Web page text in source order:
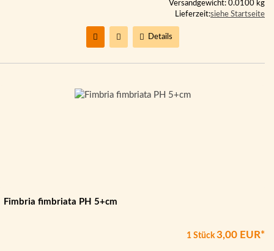
Versandgewicht: 0.0100 kg
Lieferzeit:siehe Startseite
Details
Fimbria fimbriata PH 5+cm
1 Stück3,00 EUR*